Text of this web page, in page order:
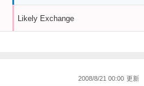
Likely Exchange
2008/8/21 00:00